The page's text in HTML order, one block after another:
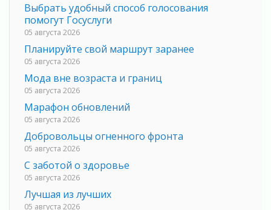
Выбрать удобный способ голосования
помогут Госуслуги
05 августа 2026
Планируйте свой маршрут заранее
05 августа 2026
Мода вне возраста и границ
05 августа 2026
Марафон обновлений
05 августа 2026
Добровольцы огненного фронта
05 августа 2026
С заботой о здоровье
05 августа 2026
Лучшая из лучших
05 августа 2026